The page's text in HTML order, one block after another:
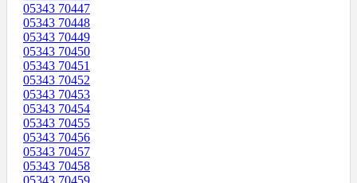
05343 70447
05343 70448
05343 70449
05343 70450
05343 70451
05343 70452
05343 70453
05343 70454
05343 70455
05343 70456
05343 70457
05343 70458
05343 70459